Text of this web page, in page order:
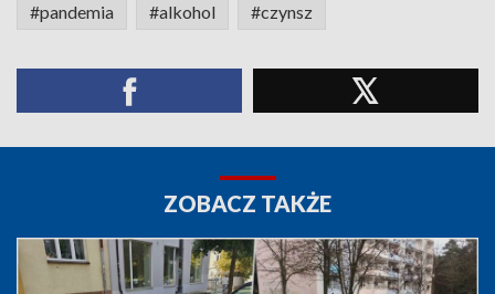
#pandemia #alkohol #czynsz
ZOBACZ TAKŻE